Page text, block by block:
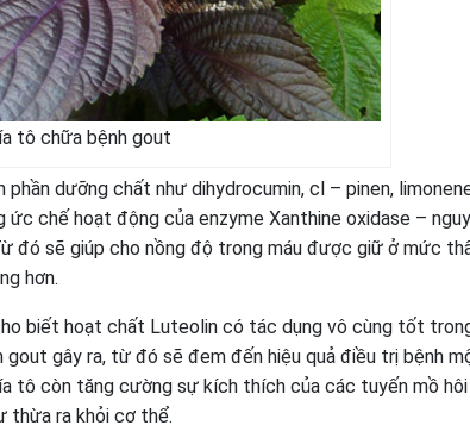
tô chữa bệnh gout
dưỡng chất như dihydrocumin, cl – pinen,
chế hoạt động của enzyme Xanthine oxidase –
đó sẽ giúp cho nồng độ trong máu được giữ ở mức
hơn.
biết hoạt chất Luteolin có tác dụng vô cùng tốt
gây ra, từ đó sẽ đem đến hiệu quả điều trị bệnh
tô còn tăng cường sự kích thích của các tuyến mồ hôi
thừa ra khỏi cơ thể.